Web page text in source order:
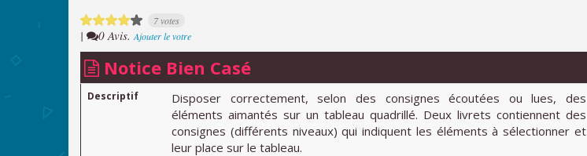
7 votes
| 0 Avis. Ajouter le votre
Notice Bien Casé
Descriptif
Disposer correctement, selon des consignes écoutées ou lues, des
éléments aimantés sur un tableau quadrillé. Deux livrets contiennent des
consignes (différents niveaux) qui indiquent les éléments à sélectionner et
leur place sur le tableau.